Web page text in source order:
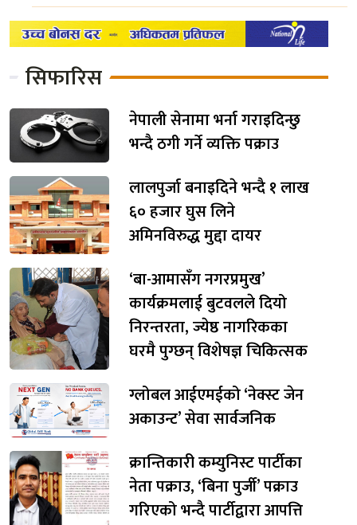
सिफारिस
नेपाली सेनामा भर्ना गराइदिन्छु
भन्दै ठगी गर्ने व्यक्ति पक्राउ
लालपुर्जा बनाइदिने भन्दै १ लाख
६० हजार घुस लिने
अमिनविरुद्ध मुद्दा दायर
‘बा-आमासँग नगरप्रमुख’
कार्यक्रमलाई बुटवलले दियो
निरन्तरता, ज्येष्ठ नागरिकका
घरमै पुग्छन् विशेषज्ञ चिकित्सक
ग्लोबल आईएमईको ‘नेक्स्ट जेन
अकाउन्ट’ सेवा सार्वजनिक
क्रान्तिकारी कम्युनिस्ट पार्टीका
नेता पक्राउ, ‘बिना पुर्जी’ पक्राउ
गरिएको भन्दै पार्टीद्वारा आपत्ति